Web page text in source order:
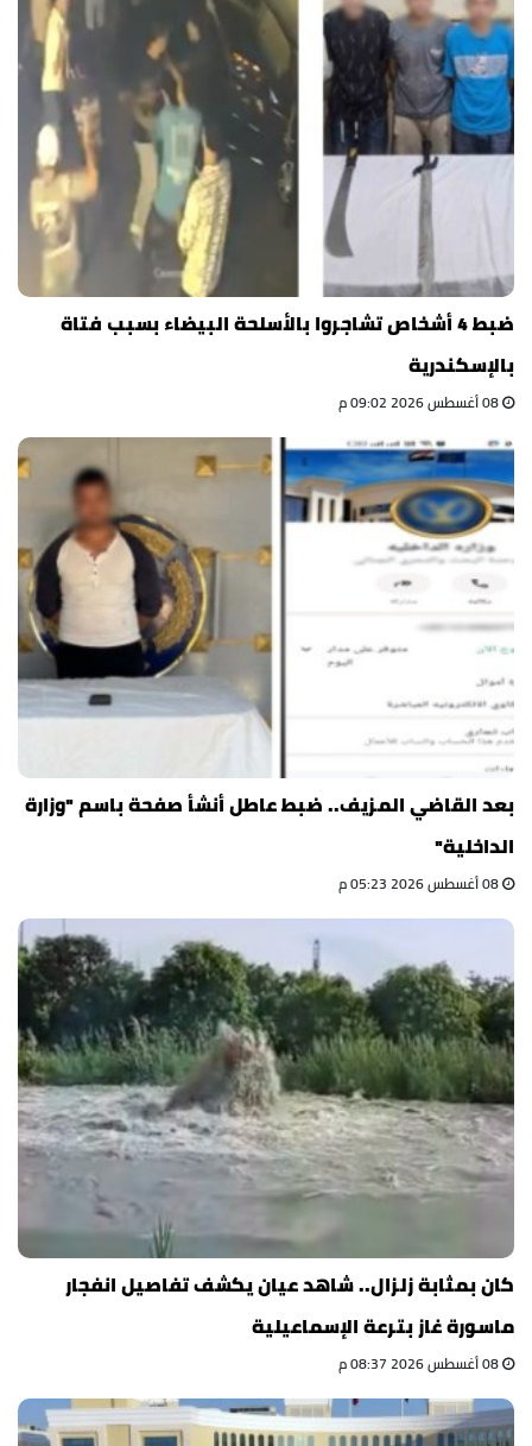
ضبط 4 أشخاص تشاجروا بالأسلحة البيضاء بسبب فتاة
بالإسكندرية
بعد القاضي المزيف.. ضبط عاطل أنشأ صفحة باسم "وزارة
الداخلية"
كان بمثابة زلزال.. شاهد عيان يكشف تفاصيل انفجار
ماسورة غاز بترعة الإسماعيلية